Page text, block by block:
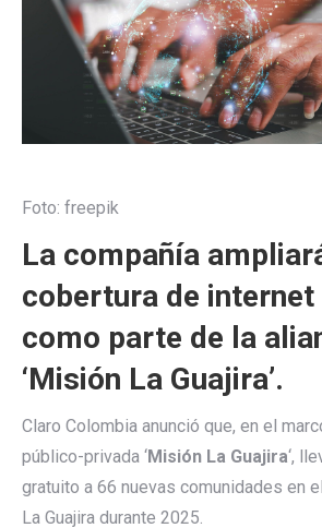
Foto: freepik
La compañía
cobertura de
como parte de la
‘Misión La Guajira’.
Claro Colombia anunció que, en el
público-privada ‘Misión La Guajira‘,
gratuito a 66 nuevas comunidades en
La Guajira durante 2025.